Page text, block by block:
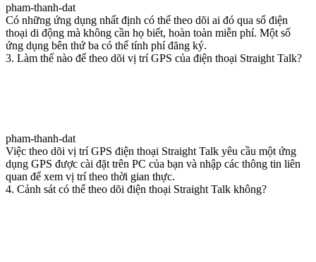
pham-thanh-dat
Có những ứng dụng nhất định có thể theo dõi ai đó qua số điện
thoại di động mà không cần họ biết, hoàn toàn miễn phí. Một số
ứng dụng bên thứ ba có thể tính phí đăng ký.
3. Làm thế nào để theo dõi vị trí GPS của điện thoại Straight Talk?
pham-thanh-dat
Việc theo dõi vị trí GPS điện thoại Straight Talk yêu cầu một ứng
dụng GPS được cài đặt trên PC của bạn và nhập các thông tin liên
quan để xem vị trí theo thời gian thực.
4. Cảnh sát có thể theo dõi điện thoại Straight Talk không?